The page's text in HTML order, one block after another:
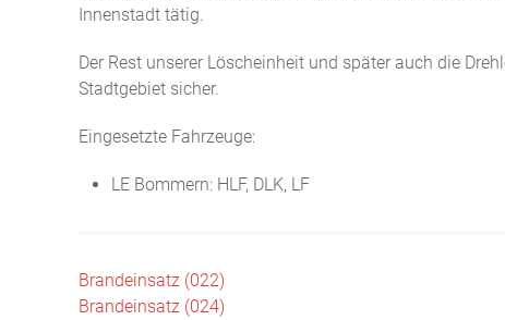
Innenstadt tätig.
Der Rest unserer Löscheinheit und später auch die
Stadtgebiet sicher.
Eingesetzte Fahrzeuge:
LE Bommern: HLF, DLK, LF
Beitragsnavigation
Brandeinsatz (022)
Brandeinsatz (024)